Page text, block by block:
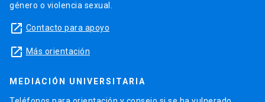
género o violencia sexual.
launch Contacto para apoyo
launch Más orientación
MEDIACIÓN UNIVERSITARIA